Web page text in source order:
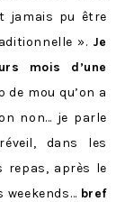
jamais pu être
». Je
mois d’une
mou qu’on a
non… je parle
dans les
repas, après le
weekends… bref